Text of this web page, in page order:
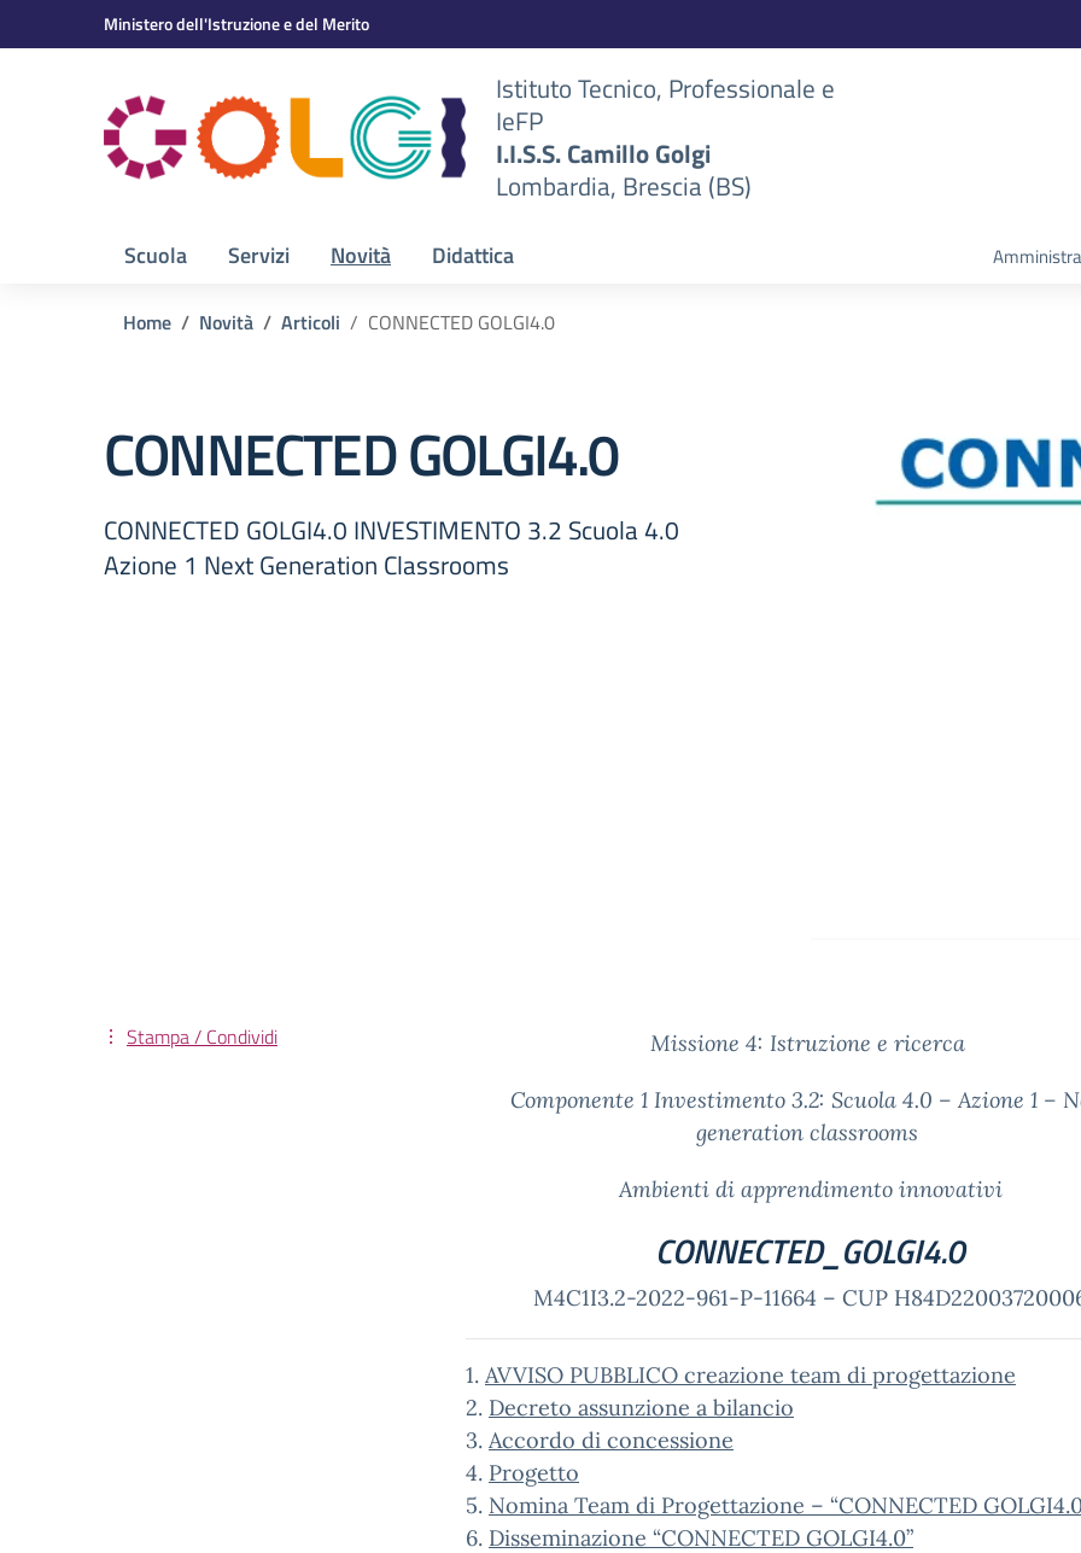
Vai ai contenuti
Vai al menu di navigazioneMinistero dell'Istruzione e del Merito
Istituto Tecnico, Professionale e
IeFP
I.I.S.S. Camillo Golgi
Lombardia, Brescia (BS)
Scuola Servizi Novità Didattica
Home Novità Articoli CONNECTED GOLGI4.0
CONNECTED GOLGI4.0
CONNECTED GOLGI4.0 INVESTIMENTO 3.2 Scuola 4.0
Azione 1 Next Generation Classrooms
Missione 4: Istruzione e ricerca
Componente 1 Investimento 3.2: Scuola 4.0 –Azione 1 –
generation classrooms
Ambienti di apprendimento innovativi
CONNECTED_GOLGI4.0
M4C1I3.2-2022-961-P-11664 – CUP
1. AVVISO PUBBLICO creazione team di progettazione
2. Decreto assunzione a bilancio
3. Accordo di concessione
4. Progetto
5. Nomina Team di Progettazione – “CONNECTED
6. Disseminazione “CONNECTED GOLGI4.0”
Stampa / Condividi